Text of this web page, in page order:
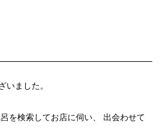
いました。
を検索してお店に伺い、 出会わせて